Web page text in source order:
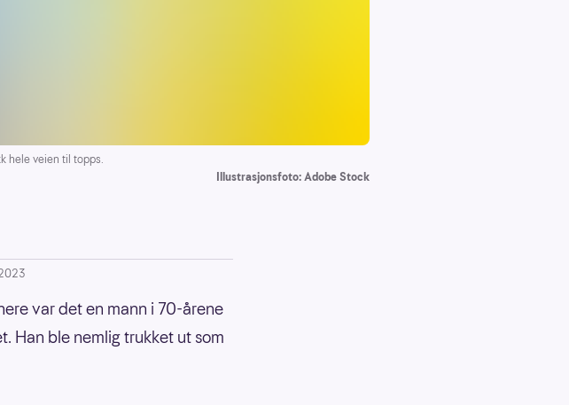
hele veien til topps.
Illustrasjonsfoto: Adobe Stock
var det en mann i 70-årene
Han ble nemlig trukket ut som